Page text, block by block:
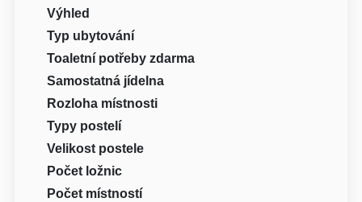
Výhled
Typ ubytování
Toaletní potřeby zdarma
Samostatná jídelna
Rozloha místnosti
Typy postelí
Velikost postele
Počet ložnic
Počet místností